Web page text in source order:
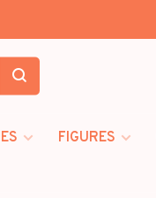
FIGURES